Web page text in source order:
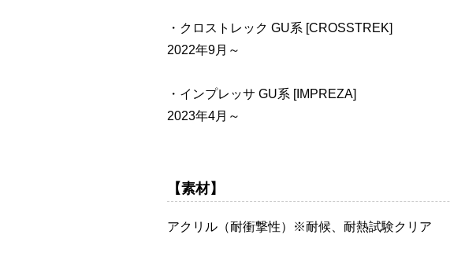
・クロストレック GU系 [CROSSTREK]
2022年9月～
・インプレッサ GU系 [IMPREZA]
2023年4月～
【素材】
アクリル（耐衝撃性）※耐候、耐熱試験クリア